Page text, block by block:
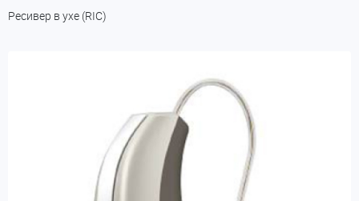
Ресивер в ухе (RIC)